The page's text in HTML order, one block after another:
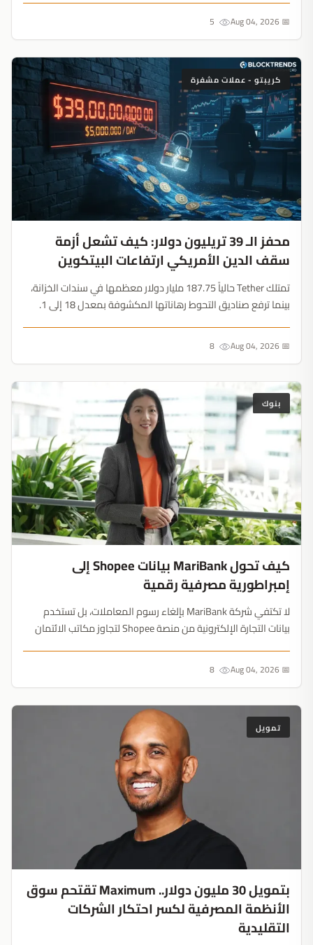
تقلبات سوق العمل....📅 Aug 04, 2026
كريبتو - عملات مشفرة
محفز الـ 39 تريليون دولار: كيف تشعل أزمة
سقف الدين الأمريكي ارتفاعات البيتكوين
تمتلك Tether حالياً 187.75 مليار دولار معظمها في سندات الخزانة،
بينما ترفع صناديق التحوط رهاناتها المكشوفة بمعدل 18 إلى 1.
📅 Aug 04, 2026
بنوك
كيف تحول MariBank بيانات Shopee إلى
إمبراطورية مصرفية رقمية
لا تكتفي شركة MariBank بإلغاء رسوم المعاملات، بل تستخدم
بيانات التجارة الإلكترونية من منصة Shopee لتجاوز مكاتب الائتمان
إقراض ضخم....📅 Aug 04, 2026
تمويل
بتمويل 30 مليون دولار.. Maximum تقتحم سوق
الأنظمة المصرفية لكسر احتكار الشركات
التقليدية